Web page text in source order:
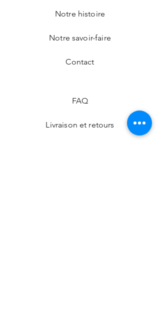
Notre histoire
Notre savoir-faire
Contact
FAQ
Livraison et retours